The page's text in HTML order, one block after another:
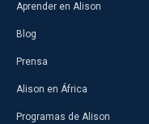
Aprender en Alison
Blog
Prensa
Alison en África
Programas de Alison